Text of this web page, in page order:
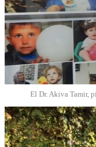
El Dr. Akiva Tamir,